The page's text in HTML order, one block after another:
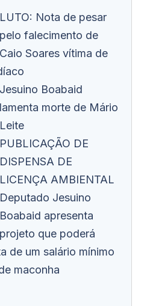
LUTO: Nota de pesar
pelo falecimento de
Caio Soares vítima de
Jesuino Boabaid
lamenta morte de Mário
Leite
PUBLICAÇÃO DE
DISPENSA DE
LICENÇA AMBIENTAL
Deputado Jesuino
Boabaid apresenta
projeto que poderá
de um salário mínimo
maconha